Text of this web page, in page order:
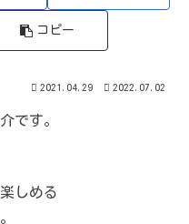
コピー
2021.04.29 2022.07.02
です。
しめる